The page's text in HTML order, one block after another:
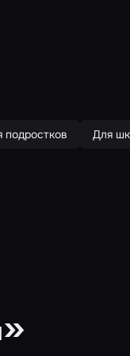
подростков Для